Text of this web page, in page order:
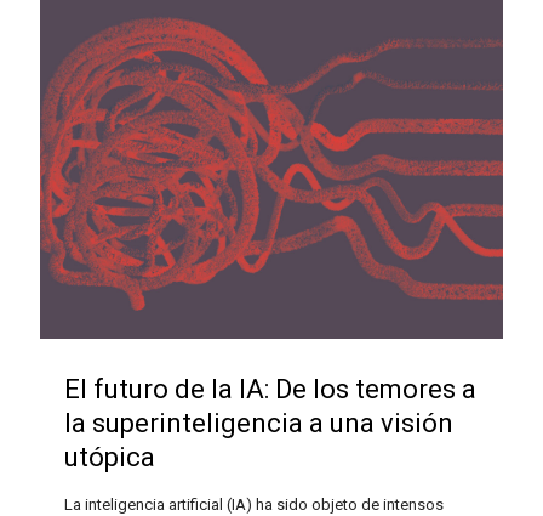
El futuro de la IA: De los temores a
la superinteligencia a una visión
utópica
La inteligencia artificial (IA) ha sido objeto de intensos